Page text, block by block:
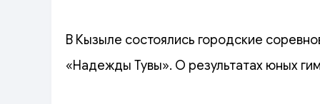
В Кызыле состоялись городские
«Надежды Тувы». О результатах юных